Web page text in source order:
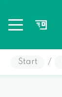
Start /